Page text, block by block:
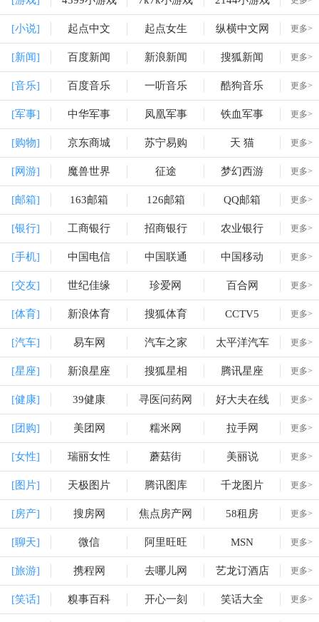
[小说] 起点中文 起点女生 纵横中文网 更多>
[新闻] 百度新闻 新浪新闻 搜狐新闻 更多>
[音乐] 百度音乐 一听音乐 酷狗音乐 更多>
[军事] 中华军事 凤凰军事 铁血军事 更多>
[购物] 京东商城 苏宁易购 天 猫 更多>
[网游] 魔兽世界 征途 梦幻西游 更多>
[邮箱] 163邮箱 126邮箱 QQ邮箱 更多>
[银行] 工商银行 招商银行 农业银行 更多>
[手机] 中国电信 中国联通 中国移动 更多>
[交友] 世纪佳缘 珍爱网 百合网 更多>
[体育] 新浪体育 搜狐体育 CCTV5 更多>
[汽车] 易车网 汽车之家 太平洋汽车 更多>
[星座] 新浪星座 搜狐星相 腾讯星座 更多>
[健康] 39健康 寻医问药网 好大夫在线 更多>
[团购] 美团网 糯米网 拉手网 更多>
[女性] 瑞丽女性 蘑菇街 美丽说 更多>
[图片] 天极图片 腾讯图库 千龙图片 更多>
[房产] 搜房网 焦点房产网 58租房 更多>
[聊天] 微信 阿里旺旺 MSN 更多>
[旅游] 携程网 去哪儿网 艺龙订酒店 更多>
[笑话] 糗事百科 开心一刻 笑话大全 更多>